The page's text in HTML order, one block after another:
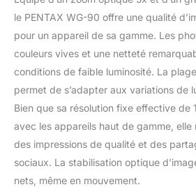
de
sous-
et le
optique 5x
intègre un
zoom
focale
25 mm
le PENTAX WG-90 offre une qualité
pour un appareil de sa gamme. Les
couleurs vives et une netteté
conditions de faible luminosité. La
permet de s’adapter aux variations de
Bien que sa résolution fixe effective de
avec les appareils haut de gamme,
des impressions de qualité et des
sociaux. La stabilisation optique
nets, même en mouvement.